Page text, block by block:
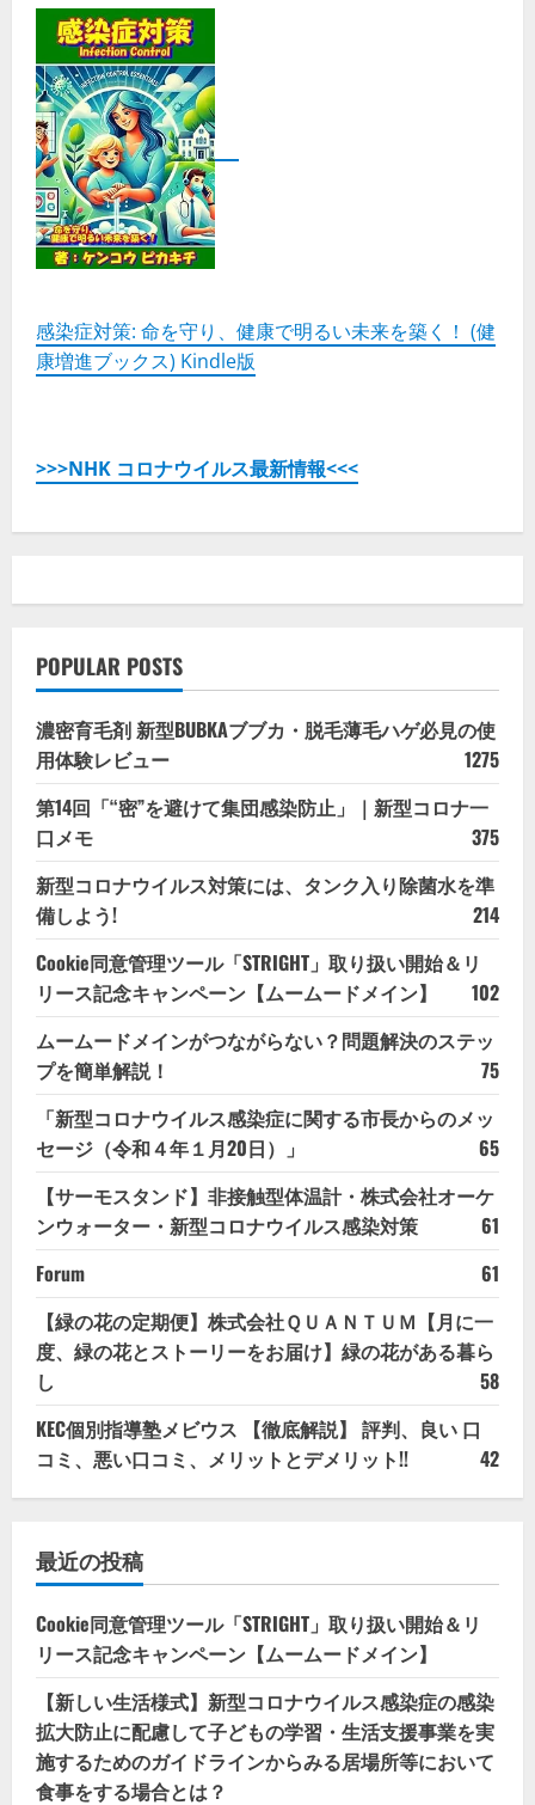
感染症対策: 命を守り、健康で明るい未来を築く！ (健
康増進ブックス) Kindle版
>>>NHK コロナウイルス最新情報<<<
POPULAR POSTS
濃密育毛剤 新型BUBKAブブカ・脱毛薄毛ハゲ必見の使
用体験レビュー
1275
第14回「“密”を避けて集団感染防止」｜新型コロナ一
口メモ
375
新型コロナウイルス対策には、タンク入り除菌水を準
備しよう!
214
Cookie同意管理ツール「STRIGHT」取り扱い開始＆リ
リース記念キャンペーン【ムームードメイン】
102
ムームードメインがつながらない？問題解決のステッ
プを簡単解説！
75
「新型コロナウイルス感染症に関する市長からのメッ
セージ（令和４年１月20日）」
65
【サーモスタンド】非接触型体温計・株式会社オーケ
ンウォーター・新型コロナウイルス感染対策
61
Forum
61
【緑の花の定期便】株式会社ＱＵＡＮＴＵＭ【月に一
度、緑の花とストーリーをお届け】緑の花がある暮ら
し
58
KEC個別指導塾メビウス 【徹底解説】 評判、良い 口
コミ、悪い口コミ、メリットとデメリット!!
42
最近の投稿
Cookie同意管理ツール「STRIGHT」取り扱い開始＆リ
リース記念キャンペーン【ムームードメイン】
【新しい生活様式】新型コロナウイルス感染症の感染
拡大防止に配慮して子どもの学習・生活支援事業を実
施するためのガイドラインからみる居場所等において
食事をする場合とは？